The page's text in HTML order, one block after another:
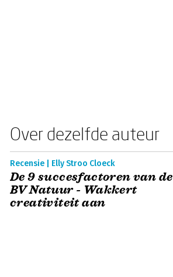
Over dezelfde auteur
Recensie | Elly Stroo Cloeck
De 9 succesfactoren van de
BV Natuur - Wakkert
creativiteit aan